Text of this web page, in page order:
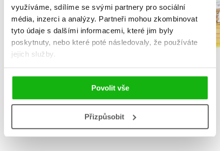
využíváme, sdílíme se svými partnery pro sociální
média, inzerci a analýzy. Partneři mohou zkombinovat
tyto údaje s dalšími informacemi, které jim byly
poskytnuty, nebo které poté následovaly, že používáte
jejich služby.
Povolit vše
Přizpůsobit
2 290 Kč
1 832 Kč
Do
263 Kč